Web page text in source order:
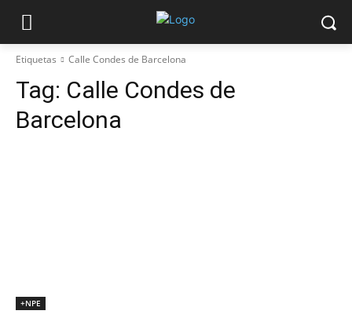
Etiquetas Calle Condes de Barcelona
Tag: Calle Condes de
Barcelona
+NPE